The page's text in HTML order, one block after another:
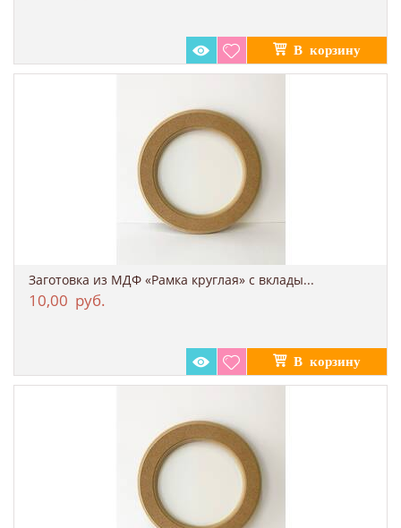
Заготовка из МДФ «Рамка круглая» с вклады...
10,00 руб.